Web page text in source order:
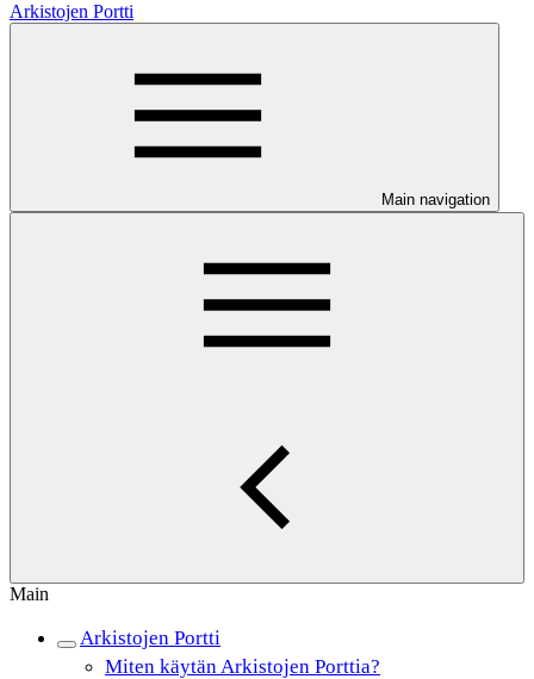
Arkistojen Portti
Main navigation
Main
Arkistojen Portti
Miten käytän Arkistojen Porttia?